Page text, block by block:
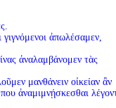
γιγνόμενοι ἀπωλέσαμεν,
ἀναλαμβάνομεν τὰς
μανθάνειν οἰκείαν ἂν
ἀναμιμνῄσκεσθαι